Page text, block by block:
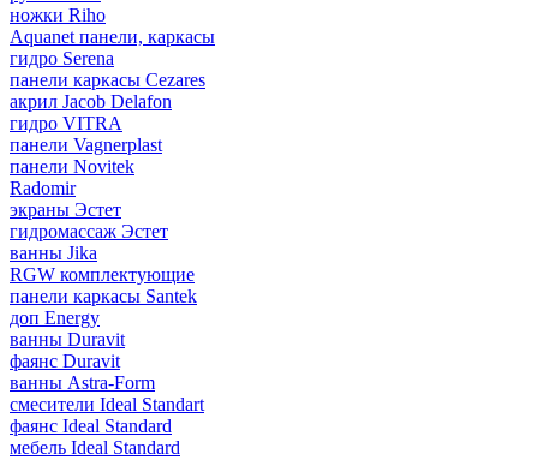
ножки Riho
Aquanet панели, каркасы
гидро Serena
панели каркасы Cezares
акрил Jacob Delafon
гидро VITRA
панели Vagnerplast
панели Novitek
Radomir
экраны Эстет
гидромассаж Эстет
ванны Jika
RGW комплектующие
панели каркасы Santek
доп Energy
ванны Duravit
фаянс Duravit
ванны Astra-Form
смесители Ideal Standart
фаянс Ideal Standard
мебель Ideal Standard